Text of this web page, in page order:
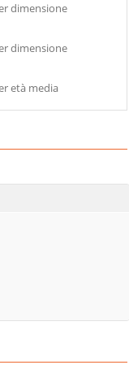
dimensione
dimensione
età media